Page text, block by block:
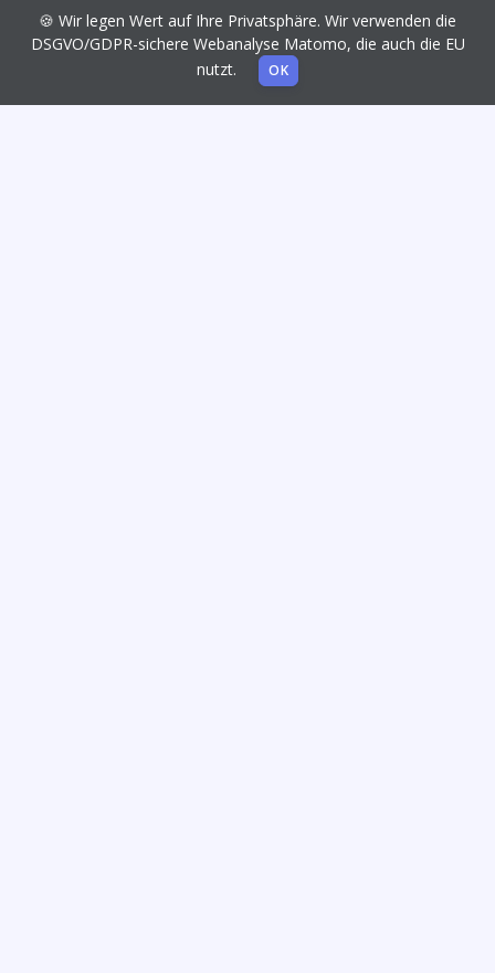
🍪 Wir legen Wert auf Ihre Privatsphäre. Wir verwenden die
DSGVO/GDPR-sichere Webanalyse Matomo, die auch die EU
nutzt.
OK